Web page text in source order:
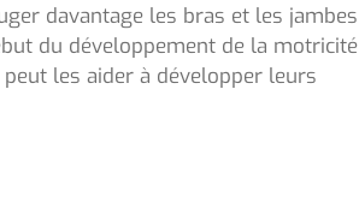
davantage les bras et les jambes
du développement de la motricité
les aider à développer leurs